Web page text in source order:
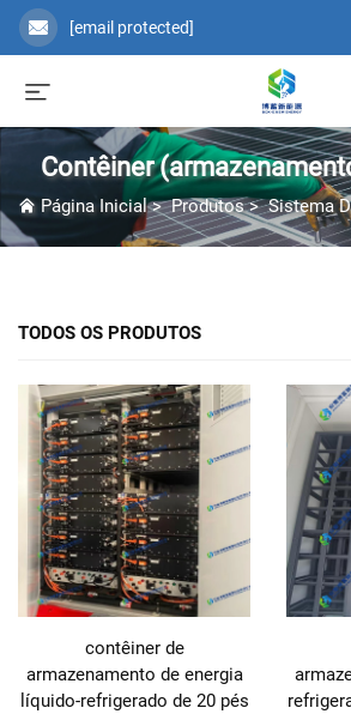
[email protected]
Contêiner
Página Inicial>Produtos>Sistema De
TODOS OS PRODUTOS
contêiner de
armazenamento de energia
líquido-refrigerado de 20 pés